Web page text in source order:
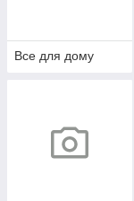
Все для дому